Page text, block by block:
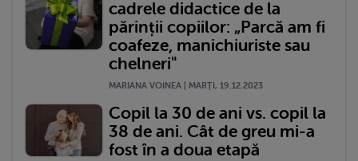
cadrele didactice de la
părinții copiilor: „Parcă am fi
coafeze, manichiuriste sau
chelneri"
MARIANA VOINEA | MARŢI, 19.12.2023
Copil la 30 de ani vs. copil la
38 de ani. Cât de greu mi-a
fost în a doua etapă